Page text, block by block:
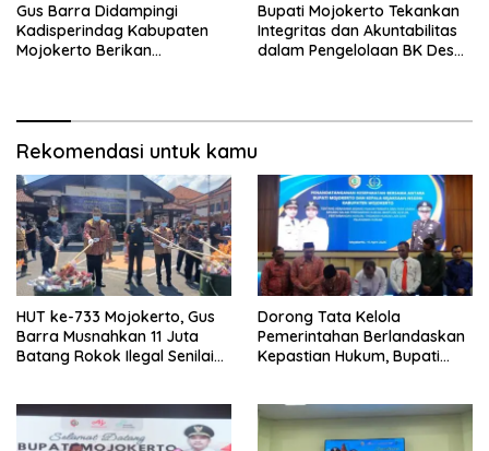
Gus Barra Didampingi
Kadisperindag Kabupaten
Mojokerto Berikan
Bupati Mojokerto Tekankan
Integritas dan Akuntabilitas
dalam Pengelolaan BK Desa
Rekomendasi untuk kamu
HUT ke-733 Mojokerto, Gus
Barra Musnahkan 11 Juta
Batang Rokok Ilegal Senilai
Dorong Tata Kelola
Pemerintahan Berlandaskan
Kepastian Hukum, Bupati